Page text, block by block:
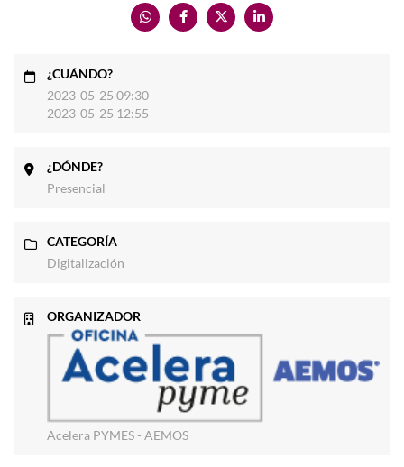
¿CUÁNDO?
2023-05-25 09:30
2023-05-25 12:55
¿DÓNDE?
Presencial
CATEGORÍA
Digitalización
ORGANIZADOR
Acelera PYMES - AEMOS